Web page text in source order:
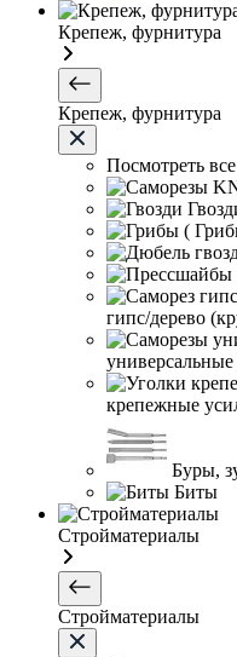
Крепеж, фурнитура
Крепеж, фурнитура
Посмотреть
гипс/дерево
крепежные
Буры,
Биты
Стройматериалы
Стройматериалы